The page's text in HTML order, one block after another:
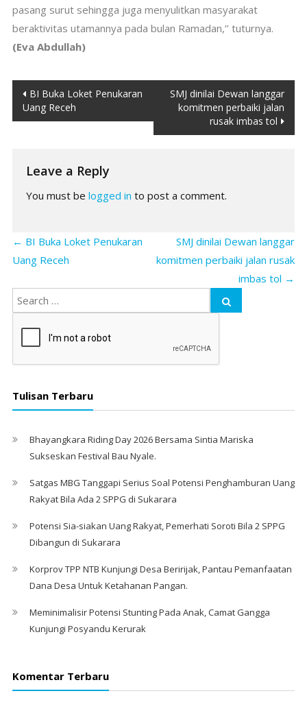
pasang surut sehingga juga menyulitkan masyarakat
beraktivitas utamannya pada bulan Ramadan,’’ tuturnya.
(Eva Abdullah)
Post
navigation
BI Buka Loket Penukaran
Uang Receh
SMJ dinilai Dewan langgar
komitmen perbaiki jalan
rusak imbas tol
Leave a Reply
You must be logged in to post a comment.
← BI Buka Loket Penukaran
Uang Receh
SMJ dinilai Dewan langgar
komitmen perbaiki jalan rusak
imbas tol →
Tulisan Terbaru
Bhayangkara Riding Day 2026 Bersama Sintia Mariska
Sukseskan Festival Bau Nyale. ‎
Satgas MBG Tanggapi Serius Soal Potensi Penghamburan Uang
Rakyat Bila Ada 2 SPPG di Sukarara
Potensi Sia-siakan Uang Rakyat, Pemerhati Soroti Bila 2 SPPG
Dibangun di Sukarara
Korprov TPP NTB Kunjungi Desa Beririjak, Pantau Pemanfaatan
Dana Desa Untuk Ketahanan Pangan.
Meminimalisir Potensi Stunting Pada Anak, Camat Gangga
Kunjungi Posyandu Kerurak
Komentar Terbaru